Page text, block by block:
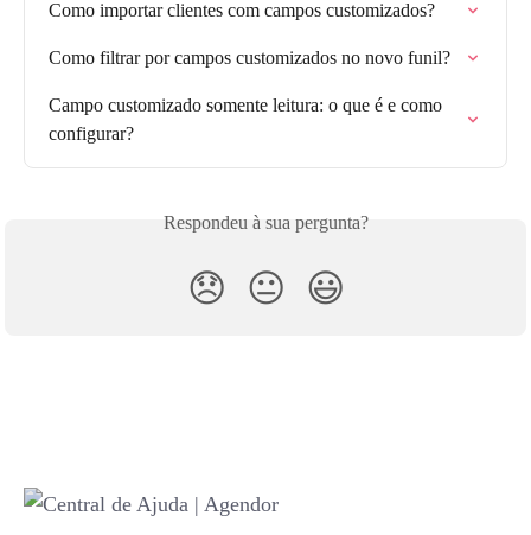
Como importar clientes com campos customizados?
Como filtrar por campos customizados no novo funil?
Campo customizado somente leitura: o que é e como
configurar?
Respondeu à sua pergunta?
😞 😐 😃